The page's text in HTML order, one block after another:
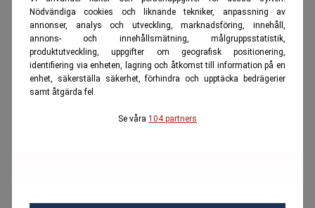
Nödvändiga cookies och liknande tekniker, anpassning av
annonser, analys och utveckling, marknadsföring, innehåll,
annons- och innehållsmätning, målgruppsstatistik,
produktutveckling, uppgifter om geografisk positionering,
identifiering via enheten, lagring och åtkomst till information på en
enhet, säkerställa säkerhet, förhindra och upptäcka bedrägerier
samt åtgärda fel.
Se våra 104 partners